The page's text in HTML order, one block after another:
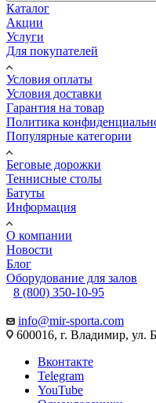
Каталог
Акции
Услуги
Для покупателей
Условия оплаты
Условия доставки
Гарантия на товар
Политика
Популярные категории
Беговые дорожки
Теннисные столы
Батуты
Информация
О компании
Новости
Блог
Оборудование для залов
8 (800) 350-10-95
info@mir-sporta.com
600016, г. Владимир, ул.
Вконтакте
Telegram
YouTube